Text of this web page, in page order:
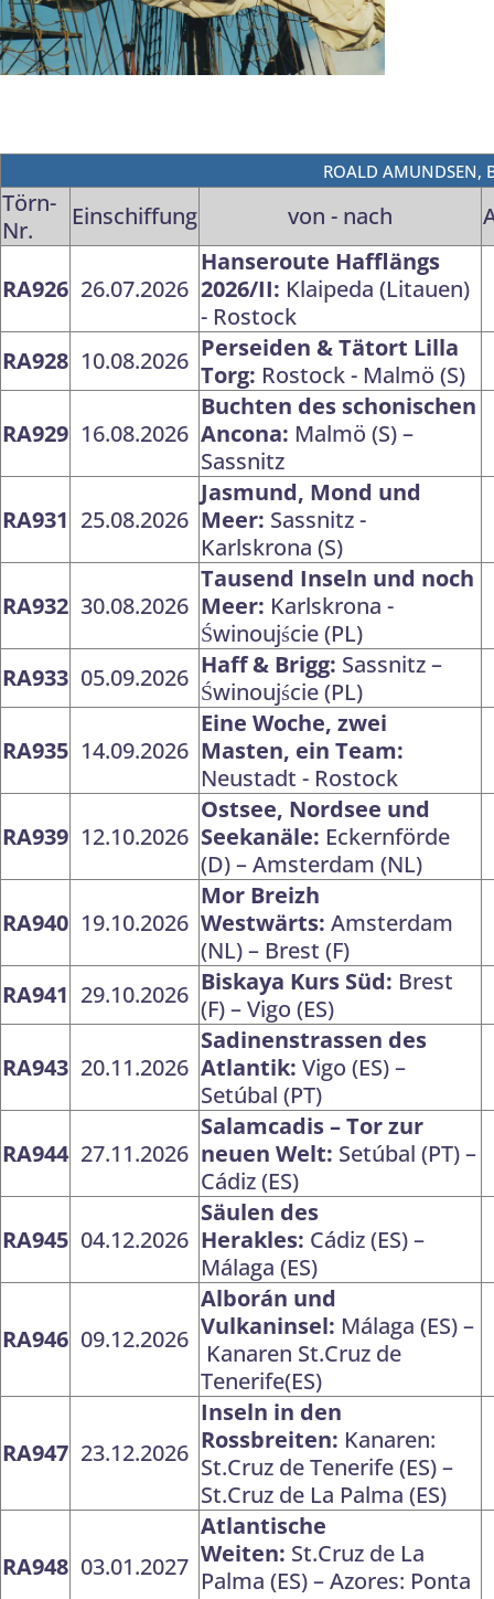
ROALD AMUNDSEN,
Törn-
Nr.
Einschiffung von - nach
RA926 26.07.2026
Hanseroute Hafflängs
2026/II: Klaipeda (Litauen)
- Rostock
RA928 10.08.2026 Perseiden & Tätort Lilla
Torg: Rostock - Malmö (S)
RA929 16.08.2026
Buchten des schonischen
Ancona: Malmö (S) –
Sassnitz
RA931 25.08.2026
Jasmund, Mond und
Meer: Sassnitz -
Karlskrona (S)
RA932 30.08.2026
Tausend Inseln und noch
Meer: Karlskrona -
Świnoujście (PL)
RA933 05.09.2026 Haff & Brigg: Sassnitz –
Świnoujście (PL)
RA935 14.09.2026
Eine Woche, zwei
Masten, ein Team:
Neustadt - Rostock
RA939 12.10.2026
Ostsee, Nordsee und
Seekanäle: Eckernförde
(D) – Amsterdam (NL)
RA940 19.10.2026
Mor Breizh
Westwärts: Amsterdam
(NL) – Brest (F)
RA941 29.10.2026 Biskaya Kurs Süd: Brest
(F) – Vigo (ES)
RA943 20.11.2026
Sadinenstrassen des
Atlantik: Vigo (ES) –
Setúbal (PT)
RA944 27.11.2026
Salamcadis – Tor zur
neuen Welt: Setúbal (PT) –
Cádiz (ES)
RA945 04.12.2026
Säulen des
Herakles: Cádiz (ES) –
Málaga (ES)
RA946 09.12.2026
Alborán und
Vulkaninsel: Málaga (ES) –
Kanaren St.Cruz de
Tenerife(ES)
RA947 23.12.2026
Inseln in den
Rossbreiten: Kanaren:
St.Cruz de Tenerife (ES) –
St.Cruz de La Palma (ES)
RA948 03.01.2027
Atlantische
Weiten: St.Cruz de La
Palma (ES) – Azores: Ponta